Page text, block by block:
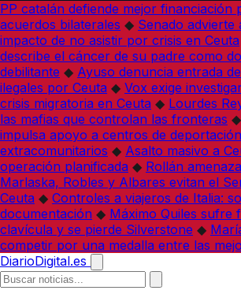
PP catalán defiende mejor financiación
acuerdos bilaterales ◆ Senado advierte
impacto de no asistir por crisis en Ceuta
describe el cáncer de su padre como
debilitante ◆ Ayuso denuncia entrada
ilegales por Ceuta ◆ Vox exige
crisis migratoria en Ceuta ◆ Lourdes
las mafias que controlan las fronteras ◆
impulsa apoyo a centros de deportación
extracomunitarios ◆ Asalto masivo a
operación planificada ◆ Rollán
Marlaska, Robles y Albares evitan el
Ceuta ◆ Controles a viajeros de Italia:
documentación ◆ Máximo Quiles sufre
clavícula y se pierde Silverstone ◆
competir por una medalla entre las
DiarioDigital.es